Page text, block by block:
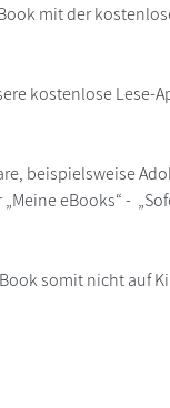
mit der
kostenlose Lese-
beispielsweise
eBooks“ -
somit nicht auf